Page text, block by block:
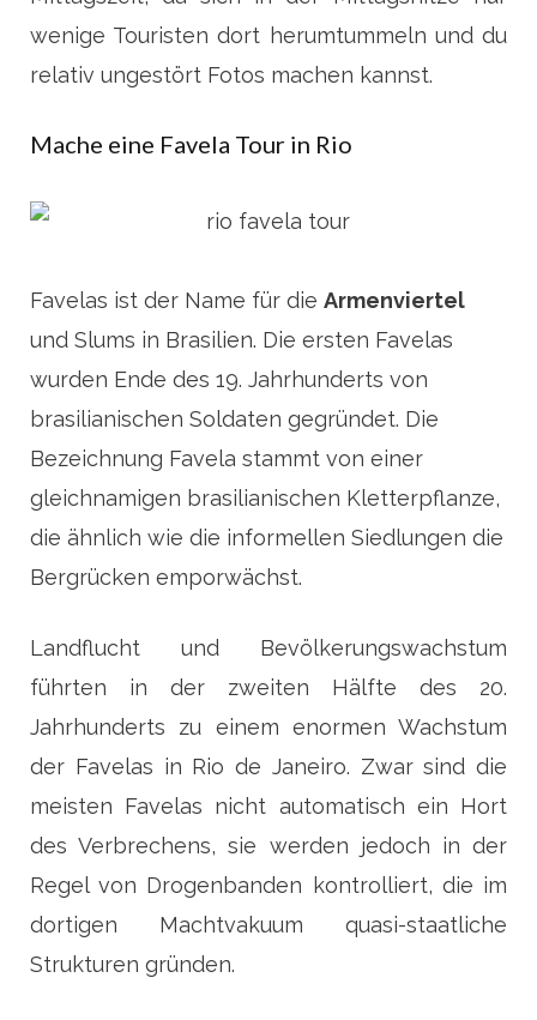
wenige Touristen dort herumtummeln und du
relativ ungestört Fotos machen kannst.
Mache eine Favela Tour in Rio
Favelas ist der Name für die Armenviertel
und Slums in Brasilien. Die ersten Favelas
wurden Ende des 19. Jahrhunderts von
brasilianischen Soldaten gegründet. Die
Bezeichnung Favela stammt von einer
gleichnamigen brasilianischen Kletterpflanze,
die ähnlich wie die informellen Siedlungen die
Bergrücken emporwächst.
Landflucht und Bevölkerungswachstum
führten in der zweiten Hälfte des 20.
Jahrhunderts zu einem enormen Wachstum
der Favelas in Rio de Janeiro. Zwar sind die
meisten Favelas nicht automatisch ein Hort
des Verbrechens, sie werden jedoch in der
Regel von Drogenbanden kontrolliert, die im
dortigen Machtvakuum quasi-staatliche
Strukturen gründen.